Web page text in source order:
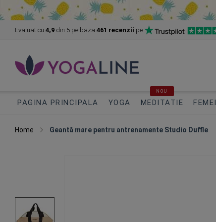
Evaluat cu 4,9 din 5 pe baza 461 recenzii pe
PAGINA PRINCIPALA YOGA MEDITATIE
NOU
FEMEI
Home Geantă mare pentru antrenamente Studio Duffle
of
the